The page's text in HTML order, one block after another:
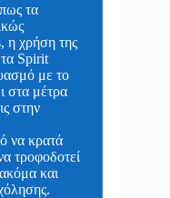
τα
η χρήση της
Spirit
με το
στα μέτρα
στην
να κρατά
τροφοδοτεί
και